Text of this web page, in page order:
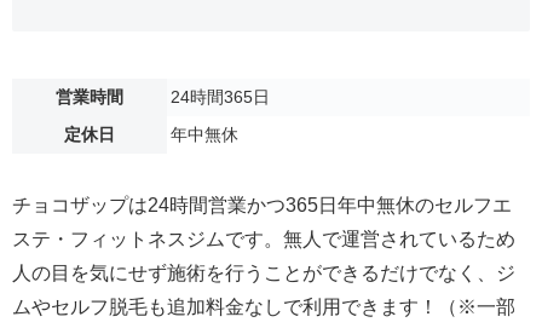
営業時間
24時間365日
定休日
年中無休
チョコザップは24時間営業かつ365日年中無休のセルフエ
ステ・フィットネスジムです。無人で運営されているため
人の目を気にせず施術を行うことができるだけでなく、ジ
ムやセルフ脱毛も追加料金なしで利用できます！（※一部